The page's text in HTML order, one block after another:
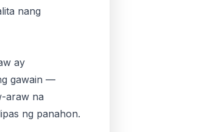
nang
ay
gawain —
araw na
ng panahon.